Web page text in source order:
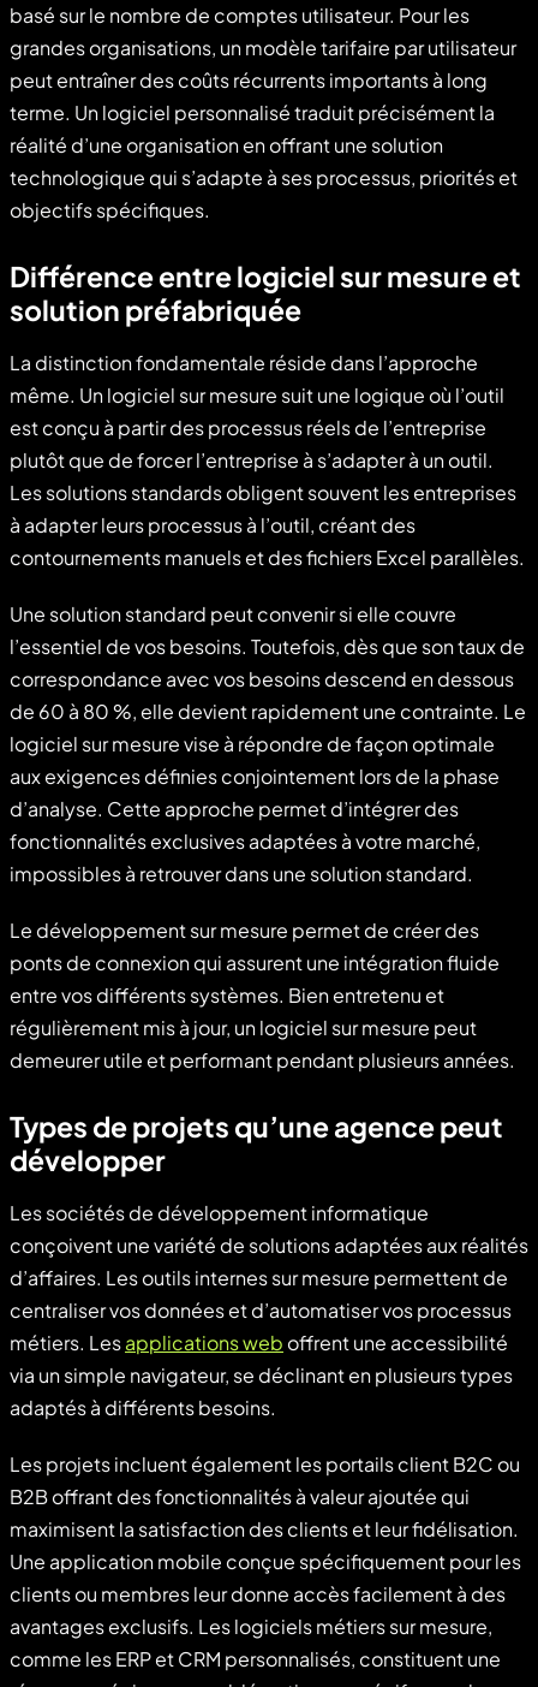
basé sur le nombre de comptes utilisateur. Pour les
grandes organisations, un modèle tarifaire par utilisateur
peut entraîner des coûts récurrents importants à long
terme. Un logiciel personnalisé traduit précisément la
réalité d’une organisation en offrant une solution
technologique qui s’adapte à ses processus, priorités et
objectifs spécifiques.
Différence entrelogiciel sur mesureet
solution préfabriquée
La distinction fondamentale réside dans l’approche
même. Un logiciel sur mesure suit une logique où l’outil
est conçu à partir des processus réels de l’entreprise
plutôt que de forcer l’entreprise à s’adapter à un outil.
Les solutions standards obligent souvent les entreprises
à adapter leurs processus à l’outil, créant des
contournements manuels et des fichiers Excel parallèles.
Une solution standard peut convenir si elle couvre
l’essentiel de vos besoins. Toutefois, dès que son taux de
correspondance avec vos besoins descend en dessous
de 60 à 80 %, elle devient rapidement une contrainte. Le
logiciel sur mesure vise à répondre de façon optimale
aux exigences définies conjointement lors de la phase
d’analyse. Cette approche permet d’intégrer des
fonctionnalités exclusives adaptées à votre marché,
impossibles à retrouver dans une solution standard.
Le développement sur mesure permet de créer des
ponts de connexion qui assurent une intégration fluide
entre vos différents systèmes. Bien entretenu et
régulièrement mis à jour, un logiciel sur mesure peut
demeurer utile et performant pendant plusieurs années.
Types de projets qu’une agence peut
développer
Les sociétés de développement informatique
conçoivent une variété de solutions adaptées aux réalités
d’affaires. Les outils internes sur mesure permettent de
centraliser vos données et d’automatiser vos processus
métiers. Lesapplications web offrent une accessibilité
via un simple navigateur, se déclinant en plusieurs types
adaptés à différents besoins.
Les projets incluent également les portails client B2C ou
B2B offrant des fonctionnalités à valeur ajoutée qui
maximisent la satisfaction des clients et leur fidélisation.
Une application mobile conçue spécifiquement pour les
clients ou membres leur donne accès facilement à des
avantages exclusifs. Les logiciels métiers sur mesure,
comme les ERP et CRM personnalisés, constituent une